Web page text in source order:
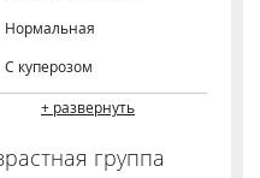
Очищение и демакияж
Похудение, снижение веса
Нормальная
С куперозом
Сухая+ развернуть
группа